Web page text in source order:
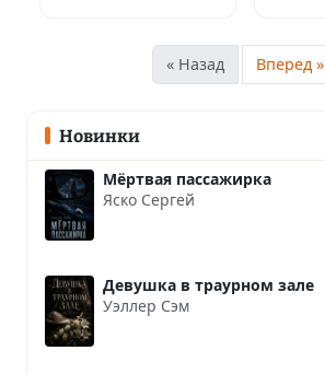
« Назад Вперед »
Новинки
Мёртвая пассажирка
Яско Сергей
Девушка в траурном зале
Уэллер Сэм